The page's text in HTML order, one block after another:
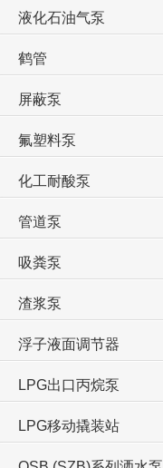
液化石油气泵
鹤管
屏蔽泵
氟塑料泵
化工耐酸泵
管道泵
吸粪泵
渣浆泵
浮子液面调节器
LPG出口丙烷泵
LPG移动撬装站